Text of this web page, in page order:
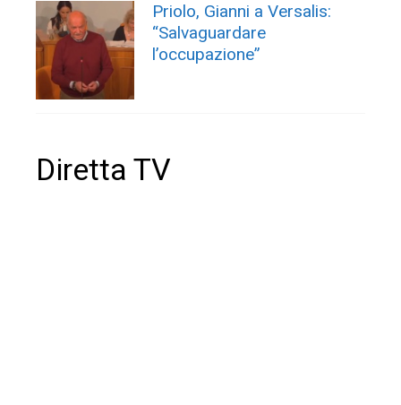
Priolo, Gianni a Versalis:
“Salvaguardare
l’occupazione”
Diretta TV